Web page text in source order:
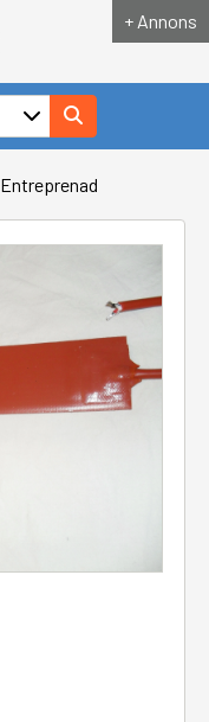
+ Annons